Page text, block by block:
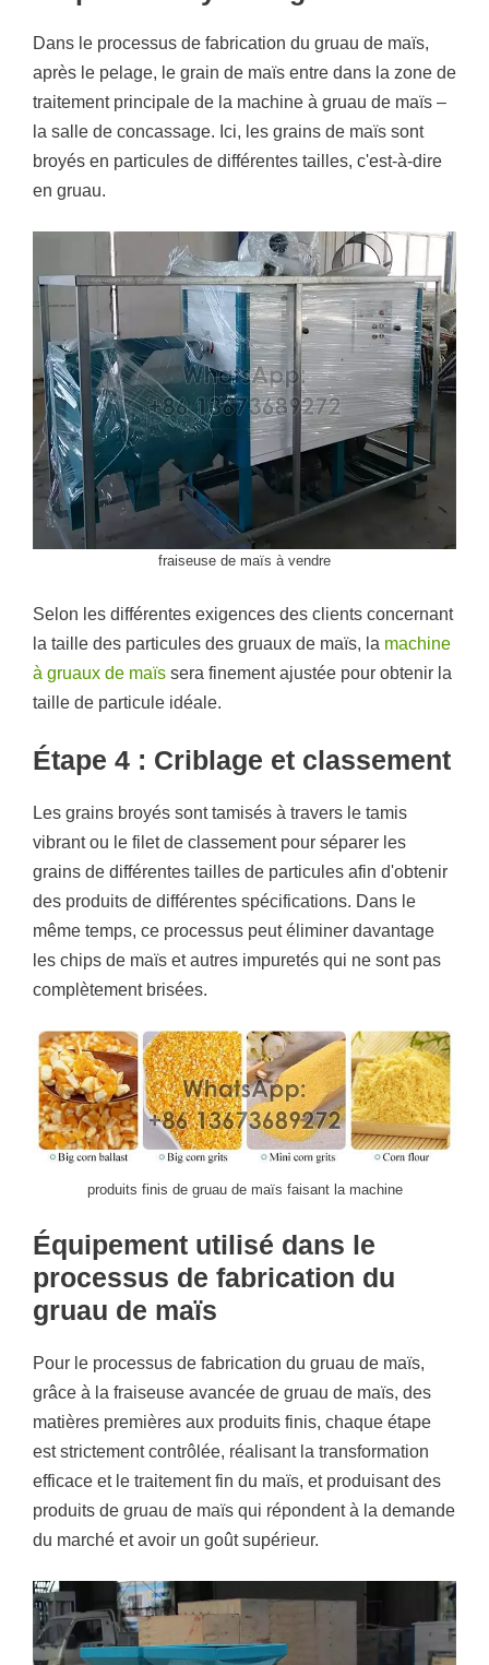
Dans le processus de fabrication du gruau de maïs,
après le pelage, le grain de maïs entre dans la zone de
traitement principale de la machine à gruau de maïs –
la salle de concassage. Ici, les grains de maïs sont
broyés en particules de différentes tailles, c'est-à-dire
en gruau.
fraiseuse de maïs à vendre
Selon les différentes exigences des clients concernant
la taille des particules des gruaux de maïs, la machine
à gruaux de maïs sera finement ajustée pour obtenir la
taille de particule idéale.
Étape 4 : Criblage et classement
Les grains broyés sont tamisés à travers le tamis
vibrant ou le filet de classement pour séparer les
grains de différentes tailles de particules afin d'obtenir
des produits de différentes spécifications. Dans le
même temps, ce processus peut éliminer davantage
les chips de maïs et autres impuretés qui ne sont pas
complètement brisées.
produits finis de gruau de maïs faisant la machine
Équipement utilisé dans le
processus de fabrication du
gruau de maïs
Pour le processus de fabrication du gruau de maïs,
grâce à la fraiseuse avancée de gruau de maïs, des
matières premières aux produits finis, chaque étape
est strictement contrôlée, réalisant la transformation
efficace et le traitement fin du maïs, et produisant des
produits de gruau de maïs qui répondent à la demande
du marché et avoir un goût supérieur.